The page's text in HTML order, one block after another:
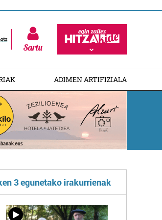
Sartu
ADIMEN ARTIFIZIALA
3 egunetako irakurrienak